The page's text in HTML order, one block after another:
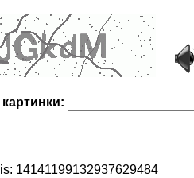
14141199132937629484